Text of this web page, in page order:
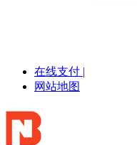
在线支付 |
网站地图